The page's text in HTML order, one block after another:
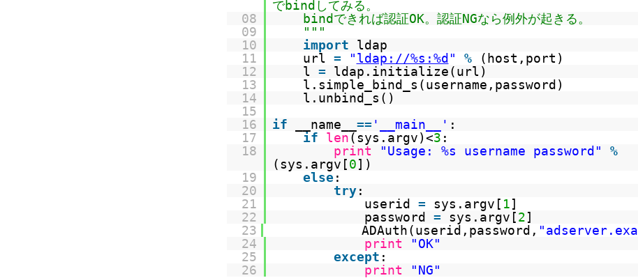
でbindしてみる。
08
bindできれば認証OK。認証NGなら例外が起きる。
09
"""
10
import
ldap
11
url = "ldap://%s:%d" %
(host,port)
12
l =
ldap.initialize(url)
13
l.simple_bind_s(username,password)
14
l.unbind_s()
15
16
if __name__ == '__main__' :
17
if len(sys.argv)<3 :
18
print "Usage: %s username password"
%
(sys.argv[0])
19
else:
20
try:
21
userid = sys.argv[ 1]
22
password = sys.argv[2]
23
ADAuth(userid,password,
24
print
"OK"
25
except :
26
print "NG"